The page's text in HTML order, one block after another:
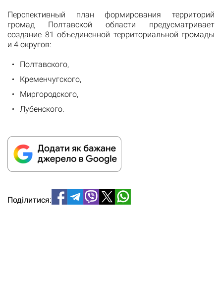
Перспективный план формирования территорий
громад Полтавской области предусматривает
создание 81 объединенной территориальной громады
и 4 округов:
Полтавского,
Кременчугского,
Миргородского,
Лубенского.
Поділитися: